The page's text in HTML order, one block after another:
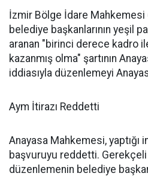
İzmir Bölge İdare Mahkemesi
belediye başkanlarının yeşil
aranan "birinci derece kadro
kazanmış olma" şartının
iddiasıyla düzenlemeyi
Aym İtirazı Reddetti
Anayasa Mahkemesi,
başvuruyu reddetti.
düzenlemenin belediye